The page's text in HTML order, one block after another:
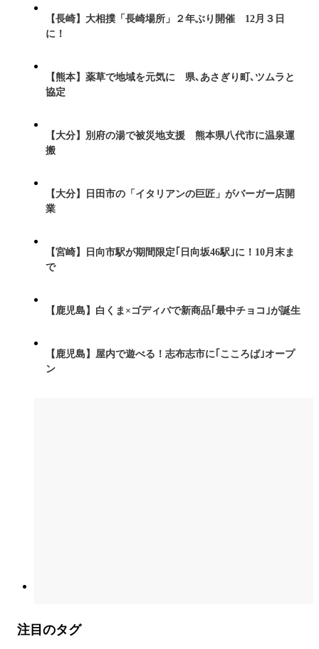
【長崎】大相撲「長崎場所」２年ぶり開催 12月３日
に！
【熊本】薬草で地域を元気に 県､あさぎり町､ツムラと
協定
【大分】別府の湯で被災地支援 熊本県八代市に温泉運
搬
【大分】日田市の「イタリアンの巨匠」がバーガー店開
業
【宮崎】日向市駅が期間限定｢日向坂46駅｣に！10月末ま
で
【鹿児島】白くま×ゴディバで新商品｢最中チョコ｣が誕生
【鹿児島】屋内で遊べる！志布志市に｢こころば｣オープ
ン
注目のタグ